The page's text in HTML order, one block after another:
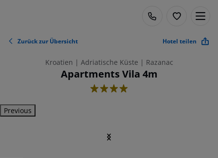
Zurück zur Übersicht Hotel teilen
Kroatien | Adriatische Küste | Razanac
Apartments Vila 4m
4
Previous